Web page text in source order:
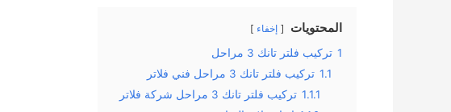
المحتويات إخفاء
1 تركيب فلتر تانك 3 مراحل
1.1 تركيب فلتر تانك 3 مراحل فني فلاتر
1.1.1 تركيب فلتر تانك 3 مراحل شركة فلاتر